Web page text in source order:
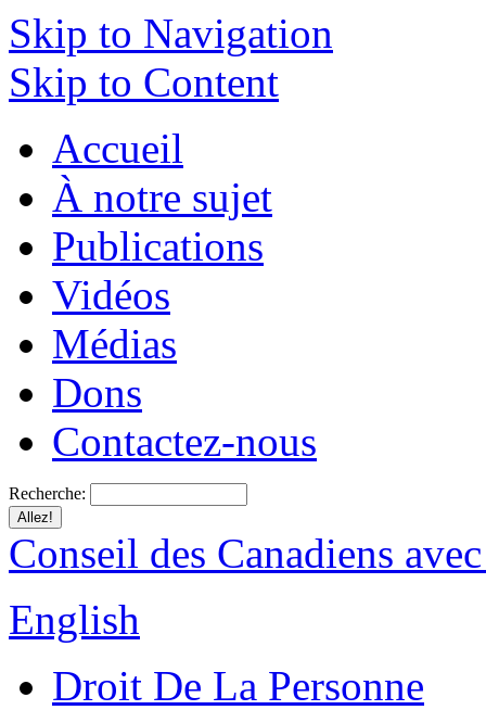
Skip to Navigation
Skip to Content
Accueil
À notre sujet
Publications
Vidéos
Médias
Dons
Contactez-nous
Recherche:
Conseil des Canadiens
English
Droit De La Personne